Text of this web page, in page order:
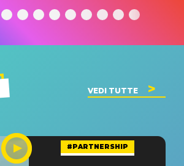
del singolo
VEDI TUTTE
#PARTNERSHIP